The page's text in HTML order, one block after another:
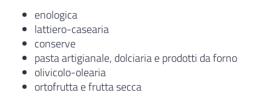
enologica
lattiero-casearia
conserve
pasta artigianale, dolciaria e prodotti da forno
olivicolo-olearia
ortofrutta e frutta secca